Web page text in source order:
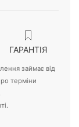
ГАРАНТІЯ
займає від
терміни